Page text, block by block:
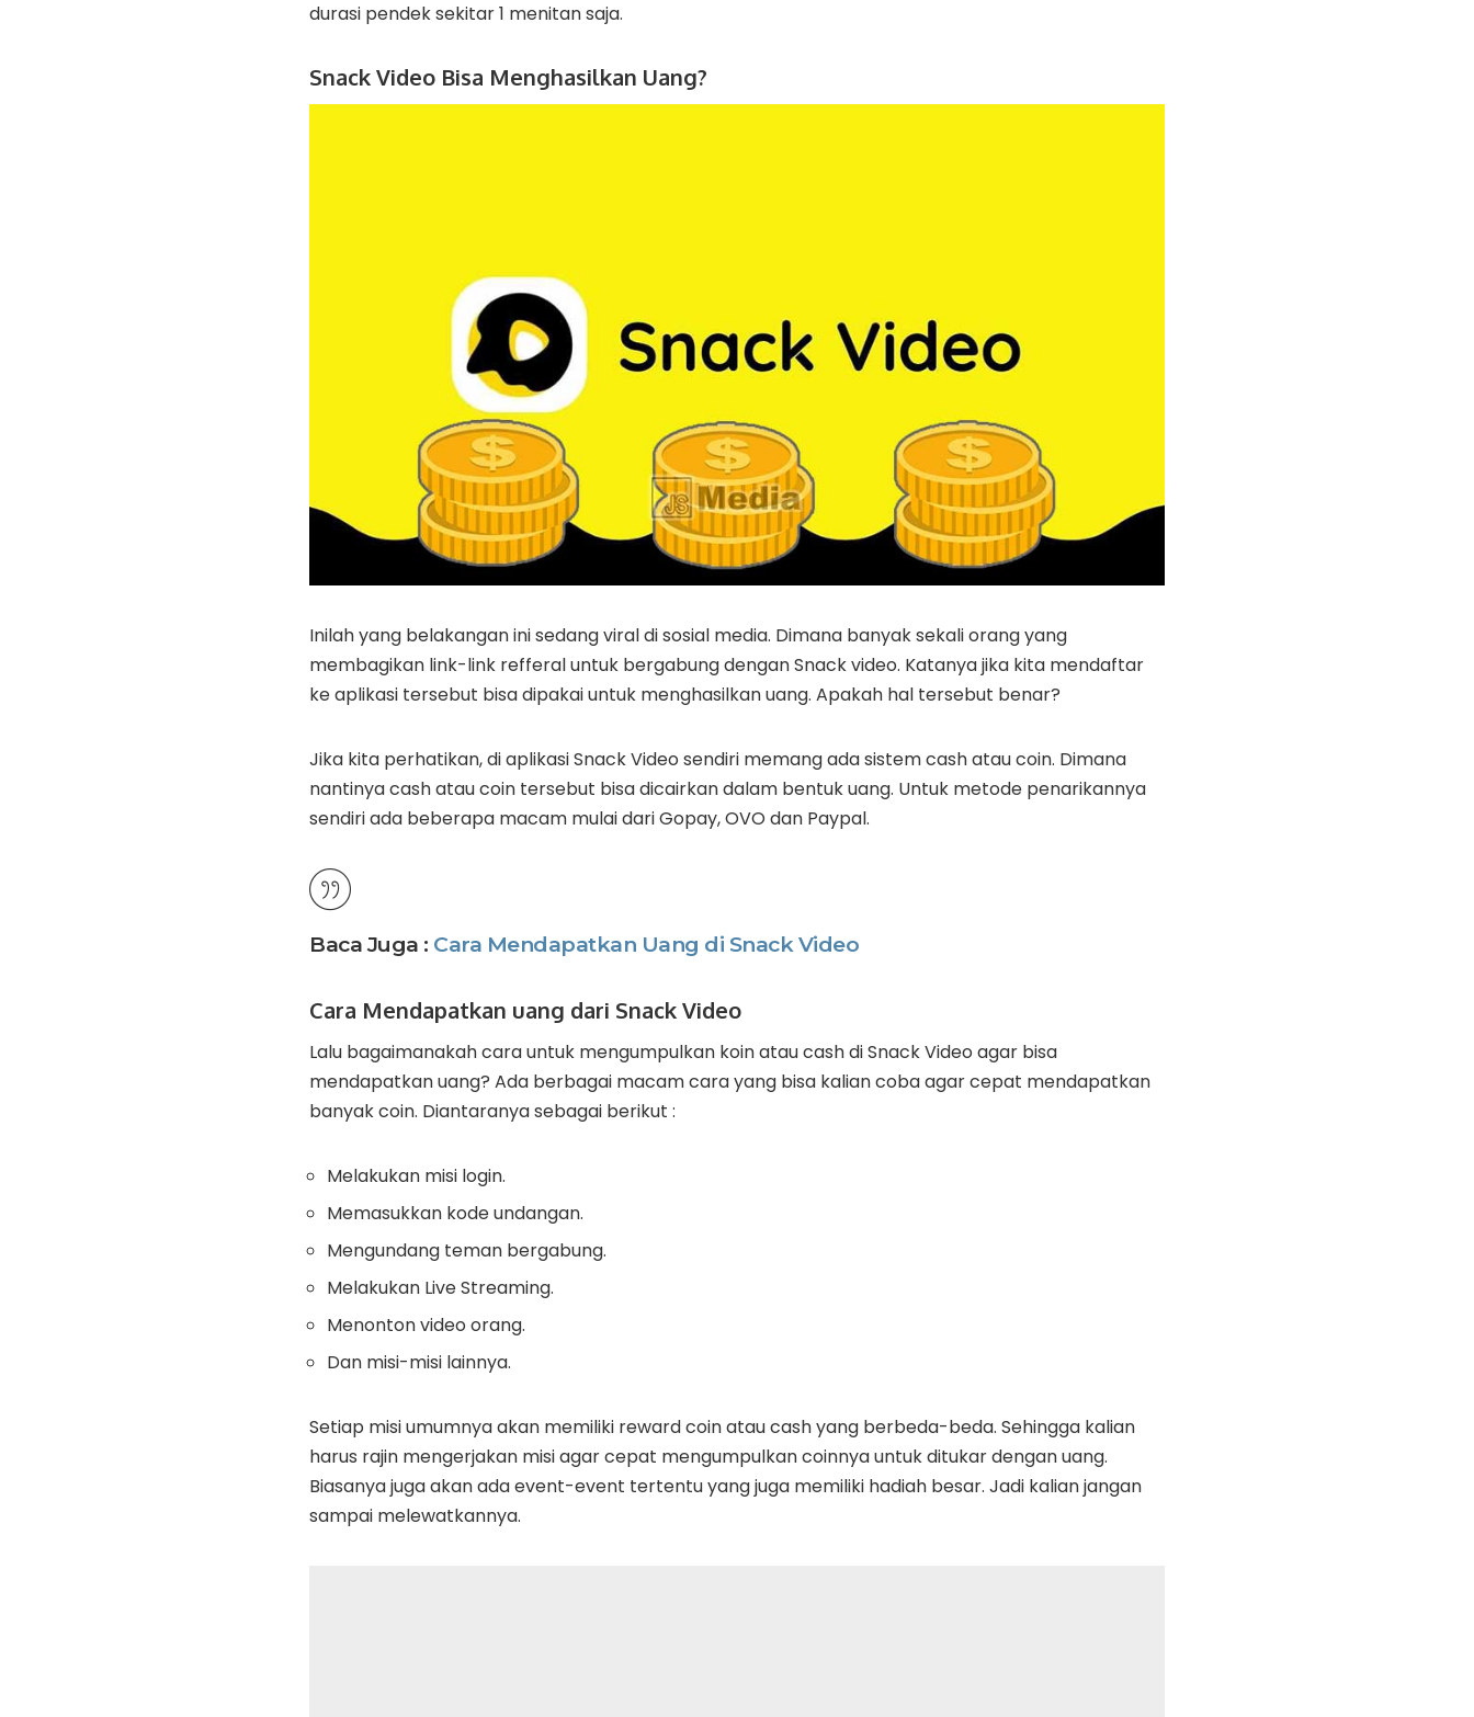
durasi pendek sekitar 1 menitan saja.
Snack Video Bisa Menghasilkan Uang?
Inilah yang belakangan ini sedang viral di sosial media. Dimana banyak sekali orang yang
membagikan link-link refferal untuk bergabung dengan Snack video. Katanya jika kita mendaftar
ke aplikasi tersebut bisa dipakai untuk menghasilkan uang. Apakah hal tersebut benar?
Jika kita perhatikan, di aplikasi Snack Video sendiri memang ada sistem cash atau coin. Dimana
nantinya cash atau coin tersebut bisa dicairkan dalam bentuk uang. Untuk metode penarikannya
sendiri ada beberapa macam mulai dari Gopay, OVO dan Paypal.
Baca Juga : Cara Mendapatkan Uang di Snack Video
Cara Mendapatkan uang dari Snack Video
Lalu bagaimanakah cara untuk mengumpulkan koin atau cash di Snack Video agar bisa
mendapatkan uang? Ada berbagai macam cara yang bisa kalian coba agar cepat mendapatkan
banyak coin. Diantaranya sebagai berikut :
Melakukan misi login.
Memasukkan kode undangan.
Mengundang teman bergabung.
Melakukan Live Streaming.
Menonton video orang.
Dan misi-misi lainnya.
Setiap misi umumnya akan memiliki reward coin atau cash yang berbeda-beda. Sehingga kalian
harus rajin mengerjakan misi agar cepat mengumpulkan coinnya untuk ditukar dengan uang.
Biasanya juga akan ada event-event tertentu yang juga memiliki hadiah besar. Jadi kalian jangan
sampai melewatkannya.